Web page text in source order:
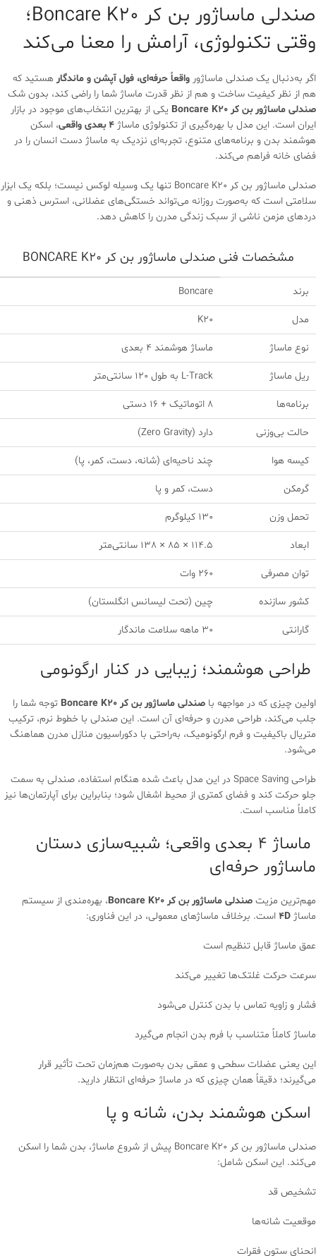
صندلی ماساژور بن کر Boncare K20؛
وقتی تکنولوژی، آرامش را معنا می‌کند
اگر به‌دنبال یک صندلی ماساژور واقعاً حرفه‌ای، فول آپشن و ماندگار هستید که
هم از نظر کیفیت ساخت و هم از نظر قدرت ماساژ شما را راضی کند، بدون شک
صندلی ماساژور بن کر Boncare K20
یکی از بهترین انتخاب‌های موجود در بازار
ایران است. این مدل با بهره‌گیری از تکنولوژی ماساژ 4 بعدی واقعی
، اسکن
هوشمند بدن و برنامه‌های متنوع، تجربه‌ای نزدیک به ماساژ دست انسان را در
فضای خانه فراهم می‌کند.
صندلی ماساژور بن کر Boncare K20 تنها یک وسیله لوکس نیست؛ بلکه یک ابزار
سلامتی است که به‌صورت روزانه می‌تواند خستگی‌های عضلانی، استرس ذهنی و
دردهای مزمن ناشی از سبک زندگی مدرن را کاهش دهد.
مشخصات فنی صندلی ماساژور بن کر BONCARE K20
برند Boncare
مدل K20
نوع ماساژ ماساژ هوشمند 4 بعدی
ریل ماساژ L-Track به طول 120 سانتی‌متر
برنامه‌ها 8 اتوماتیک + 16 دستی
حالت بی‌وزنی دارد (Zero Gravity)
کیسه هوا چند ناحیه‌ای (شانه، دست، کمر، پا)
گرمکن دست، کمر و پا
تحمل وزن 130 کیلوگرم
ابعاد 114.5 × 85 × 138 سانتی‌متر
توان مصرفی 260 وات
کشور سازنده چین (تحت لیسانس انگلستان)
گارانتی 30 ماهه سلامت ماندگار
طراحی هوشمند؛ زیبایی در کنار ارگونومی
اولین چیزی که در مواجهه با صندلی ماساژور بن کر Boncare K20
توجه شما را
جلب می‌کند، طراحی مدرن و حرفه‌ای آن است. این صندلی با خطوط نرم، ترکیب
متریال باکیفیت و فرم ارگونومیک، به‌راحتی با دکوراسیون منازل مدرن هماهنگ
می‌شود.
طراحی Space Saving در این مدل باعث شده هنگام استفاده، صندلی به سمت
جلو حرکت کند و فضای کمتری از محیط اشغال شود؛ بنابراین برای آپارتمان‌ها نیز
کاملاً مناسب است.
ماساژ 4 بعدی واقعی؛ شبیه‌سازی دستان
ماساژور حرفه‌ای
مهم‌ترین مزیت صندلی ماساژور بن کر Boncare K20
، بهره‌مندی از سیستم
ماساژ 4D است. برخلاف ماساژهای معمولی، در این فناوری:
عمق ماساژ قابل تنظیم است
سرعت حرکت غلتک‌ها تغییر می‌کند
فشار و زاویه تماس با بدن کنترل می‌شود
ماساژ کاملاً متناسب با فرم بدن انجام می‌گیرد
این یعنی عضلات سطحی و عمقی بدن به‌صورت هم‌زمان تحت تأثیر قرار
می‌گیرند؛ دقیقاً همان چیزی که در ماساژ حرفه‌ای انتظار دارید.
اسکن هوشمند بدن، شانه و پا
صندلی ماساژور بن کر Boncare K20 پیش از شروع ماساژ، بدن شما را اسکن
می‌کند. این اسکن شامل:
تشخیص قد
موقعیت شانه‌ها
انحنای ستون فقرات